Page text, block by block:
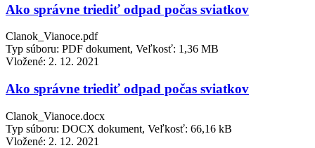
Ako správne triediť odpad počas sviatkov
Clanok_Vianoce.pdf
Typ súboru: PDF dokument, Veľkosť: 1,36 MB
Vložené: 2. 12. 2021
Ako správne triediť odpad počas sviatkov
Clanok_Vianoce.docx
Typ súboru: DOCX dokument, Veľkosť: 66,16 kB
Vložené: 2. 12. 2021